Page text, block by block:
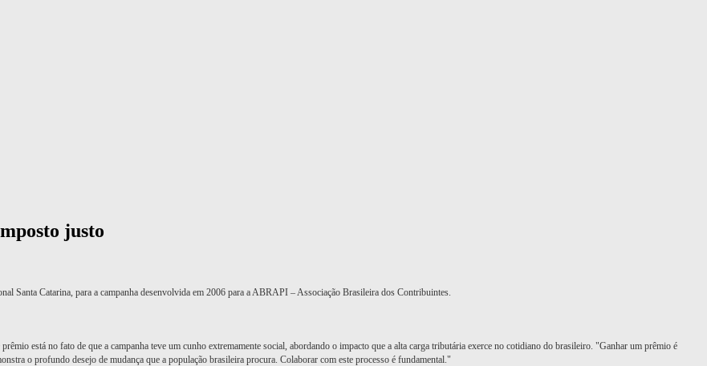
justo
Santa Catarina, para a campanha desenvolvida em 2006 para a ABRAPI – Associação Brasileira dos Contribuintes.
está no fato de que a campanha teve um cunho extremamente social, abordando o impacto que a alta carga tributária exerce no cotidiano do brasileiro. "Ganhar um prêmio é
o profundo desejo de mudança que a população brasileira procura. Colaborar com este processo é fundamental."